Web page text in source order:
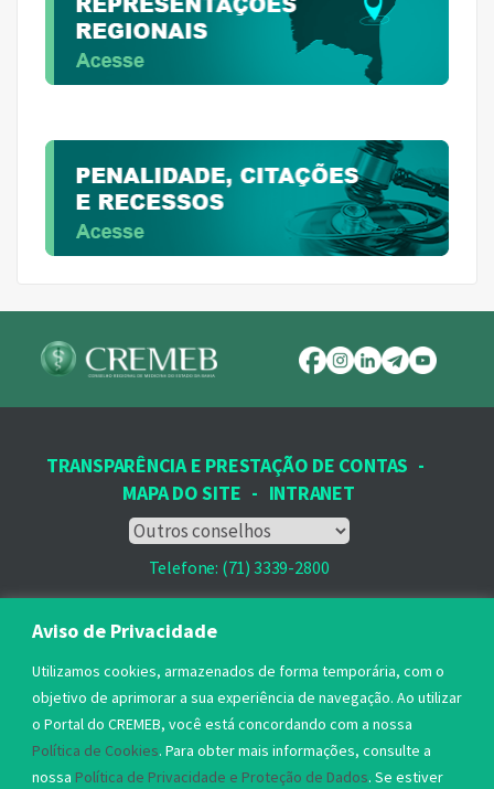
Aviso de Privacidade
Utilizamos cookies, armazenados de forma temporária, com o
objetivo de aprimorar a sua experiência de navegação. Ao utilizar
o Portal do CREMEB, você está concordando com a nossa
Política de Cookies. Para obter mais informações, consulte a
nossa Política de Privacidade e Proteção de Dados. Se estiver
Telefone: (71) 3339-2800
Email: protocolo@cremeb.org.br
Rua Dr. José Peroba, 251 - Stiep,
Salvador, BA - CEP: 41.770-235,
Horário de Atendimento: 8h às 17h
TRANSPARÊNCIA E PRESTAÇÃO DE CONTAS -
MAPA DO SITE - INTRANET